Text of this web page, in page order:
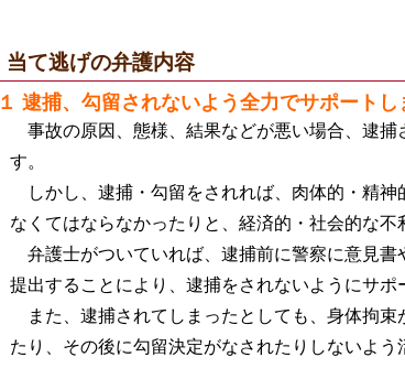
当て逃げの弁護内容
１ 逮捕、勾留されないよう全力でサポートし
事故の原因、態様、結果などが悪い場合、逮
す。
しかし、逮捕・勾留をされれば、肉体的・精
なくてはならなかったりと、経済的・社会的な不
弁護士がついていれば、逮捕前に警察に意見
提出することにより、逮捕をされないようにサポ
また、逮捕されてしまったとしても、身体拘
たり、その後に勾留決定がなされたりしないよう